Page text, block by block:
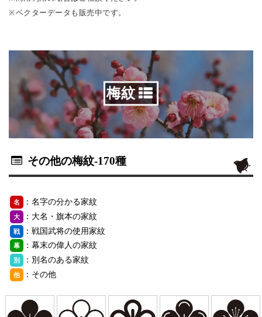
※ベクターデータも販売中です。
梅紋
その他の梅紋-170種
名 ：名字の分かる家紋
大 ：大名・旗本の家紋
戦 ：戦国武将の使用家紋
幕 ：幕末の偉人の家紋
別 ：別名のある家紋
他 ：その他